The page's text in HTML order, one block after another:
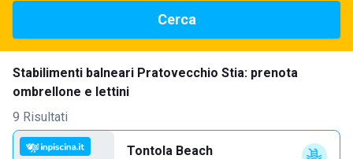
Cerca
Stabilimenti balneari Pratovecchio Stia: prenota
ombrellone e lettini
9 Risultati
Tontola Beach